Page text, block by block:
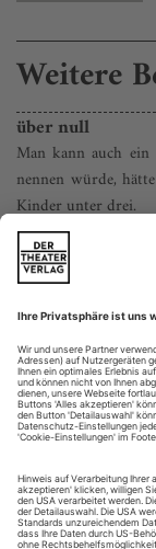
Weitere
über null
Man kann auch
nennen würde,
Kinder unter drei.
Das sind die
geboren. Das
Mama oder
flaumige Antenne
Für eine
schlechthin. Die
allerlei passieren,
Gill Clarke war
eine herausragende
ein Dokument